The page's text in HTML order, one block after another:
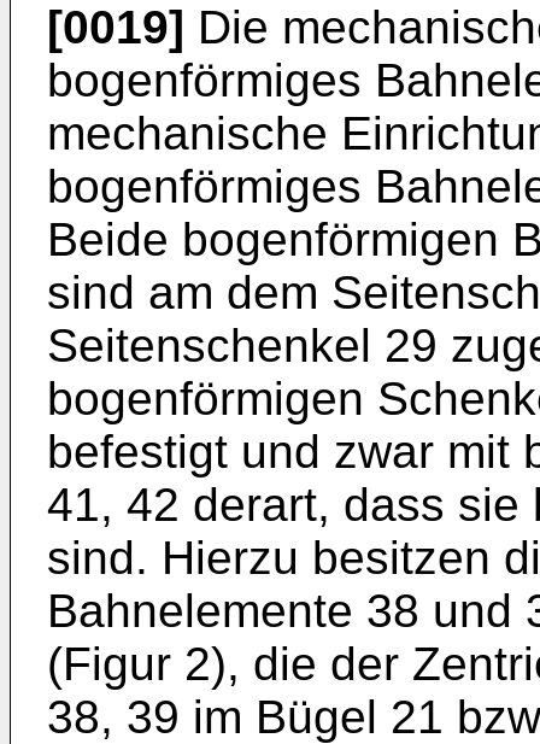
[0019] Die
bogenförmiges
mechanische
bogenförmiges
Beide bogenförmigen
sind am dem
Seitenschenkel 29
bogenförmigen
befestigt und zwar mit
41, 42 derart, dass
sind. Hierzu besitzen
Bahnelemente 38 und
(Figur 2), die der
38, 39 im Bügel 21